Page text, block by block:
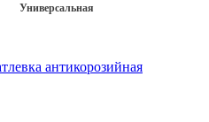
Универсальная
антикорозийная